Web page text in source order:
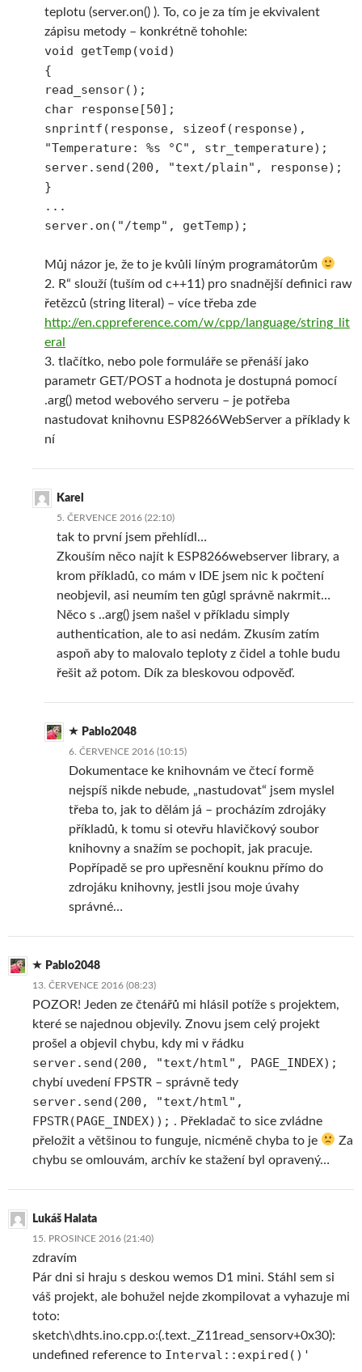
teplotu (server.on() ). To, co je za tím je ekvivalent
zápisu metody – konkrétně tohohle:
void getTemp(void)
{
read_sensor();
char response[50];
snprintf(response, sizeof(response),
"Temperature: %s °C", str_temperature);
server.send(200, "text/plain", response);
}
...
server.on("/temp", getTemp);
Můj názor je, že to je kvůli líným programátorům
2. R“ slouží (tuším od c++11) pro snadnější definici raw
řetězců (string literal) – více třeba zde
http://en.cppreference.com/w/cpp/language/string_lit
eral
3. tlačítko, nebo pole formuláře se přenáší jako
parametr GET/POST a hodnota je dostupná pomocí
.arg() metod webového serveru – je potřeba
nastudovat knihovnu ESP8266WebServer a příklady k
ní
Karel
5. ČERVENCE 2016 (22:10)
tak to první jsem přehlídl…
Zkouším něco najít k ESP8266webserver library, a
krom příkladů, co mám v IDE jsem nic k počtení
neobjevil, asi neumím ten gůgl správně nakrmit…
Něco s ..arg() jsem našel v příkladu simply
authentication, ale to asi nedám. Zkusím zatím
aspoň aby to malovalo teploty z čidel a tohle budu
řešit až potom. Dík za bleskovou odpověď.
Pablo2048
6. ČERVENCE 2016 (10:15)
Dokumentace ke knihovnám ve čtecí formě
nejspíš nikde nebude, „nastudovat“ jsem myslel
třeba to, jak to dělám já – procházím zdrojáky
příkladů, k tomu si otevřu hlavičkový soubor
knihovny a snažím se pochopit, jak pracuje.
Popřípadě se pro upřesnění kouknu přímo do
zdrojáku knihovny, jestli jsou moje úvahy
správné…
Pablo2048
13. ČERVENCE 2016 (08:23)
POZOR! Jeden ze čtenářů mi hlásil potíže s projektem,
které se najednou objevily. Znovu jsem celý projekt
prošel a objevil chybu, kdy mi v řádku
server.send(200, "text/html", PAGE_INDEX);
chybí uvedení FPSTR – správně tedy
server.send(200, "text/html",
FPSTR(PAGE_INDEX)); . Překladač to sice zvládne
přeložit a většinou to funguje, nicméně chyba to je
Za
chybu se omlouvám, archív ke stažení byl opravený…
Lukáš Halata
15. PROSINCE 2016 (21:40)
zdravím
Pár dni si hraju s deskou wemos D1 mini. Stáhl sem si
váš projekt, ale bohužel nejde zkompilovat a vyhazuje mi
toto:
sketch\dhts.ino.cpp.o:(.text._Z11read_sensorv+0x30):
undefined reference to Interval::expired()'